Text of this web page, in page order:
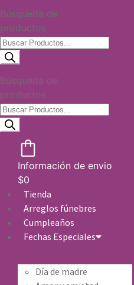
Búsqueda de
productos
Búsqueda de
productos
Información de envio
$0
Tienda
Arreglos fúnebres
Cumpleaños
Fechas Especiales
Día de madre